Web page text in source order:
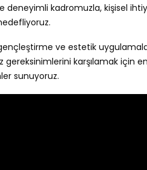
deneyimli kadromuzla, kişisel
ve estetik
gereksinimlerini karşılamak için
sunuyoruz.